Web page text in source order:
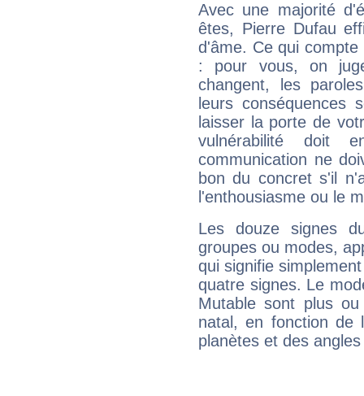
Avec une majorité
êtes, Pierre Dufau
d'âme. Ce qui
: pour vous, on
changent, les
leurs conséquences
laisser la porte de
vulnérabilité doit
communication ne
bon du concret s'il
l'enthousiasme ou le
Les douze signes
groupes ou modes,
qui signifie
quatre signes. Le
Mutable sont plus
natal, en fonction de
planètes et des